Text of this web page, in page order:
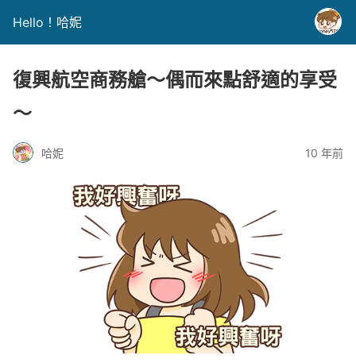
Hello！哈妮
復興航空商務艙～偶而來點舒適的享受
～
哈妮 10 年前